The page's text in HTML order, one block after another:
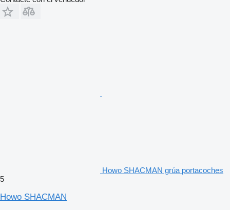
Howo SHACMAN grúa portacoches
5
Howo SHACMAN